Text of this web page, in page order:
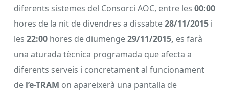
diferents sistemes del Consorci AOC, entre les 00:00
hores de la nit de divendres a dissabte28/11/2015 i
les 22:00 hores de diumenge29/11/2015, es farà
una aturada tècnica programada que afecta a
diferents serveis i concretament al funcionament
de l’e-TRAM on apareixerà una pantalla de